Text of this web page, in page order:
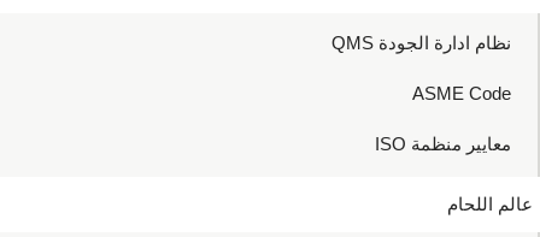
نظام ادارة الجودة QMS
ASME Code
معايير منظمة ISO
عالم اللحام